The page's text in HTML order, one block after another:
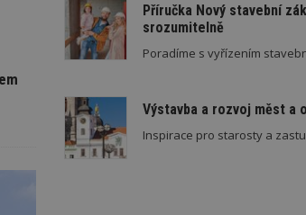
Příručka Nový stavební
srozumitelně
Poradíme s vyřízením
Výstavba a rozvoj měst a
Inspirace pro starosty a